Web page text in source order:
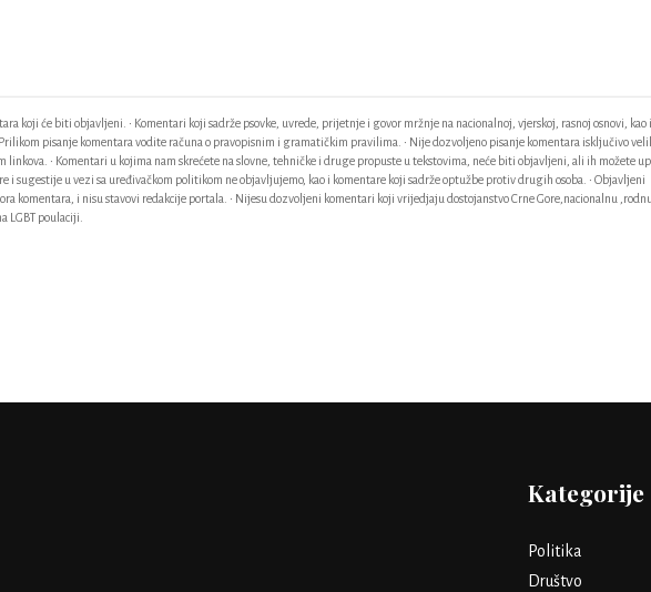
koji će biti objavljeni. • Komentari koji sadrže psovke, uvrede, prijetnje i govor mržnje na nacionalnoj, vjerskoj, rasnoj osnovi, kao i
pisanje komentara vodite računa o pravopisnim i gramatičkim pravilima. • Nije dozvoljeno pisanje komentara isključivo
• Komentari u kojima nam skrećete na slovne, tehničke i druge propuste u tekstovima, neće biti objavljeni, ali ih možete
i sugestije u vezi sa uređivačkom politikom ne objavljujemo, kao i komentare koji sadrže optužbe protiv drugih osoba. • Objavljeni
komentara, i nisu stavovi redakcije portala. • Nijesu dozvoljeni komentari koji vrijedjaju dostojanstvo Crne Gore,nacionalnu
LGBT poulaciji.
Kategorije
Politika
Društvo